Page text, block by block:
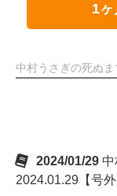
1
中村うさぎの死ぬ
2024/01/29
2024.01.29【号外